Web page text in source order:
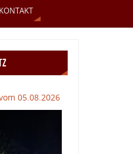
KONTAKT
05.08.2026